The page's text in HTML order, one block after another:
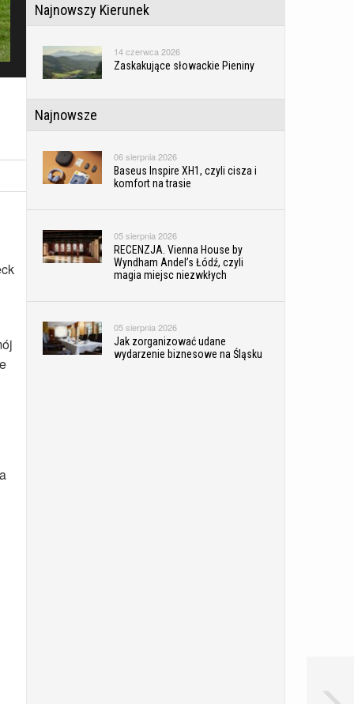
Najnowszy Kierunek
14 czerwca 2026
Zaskakujące słowackie Pieniny
Najnowsze
06 sierpnia 2026
Baseus Inspire XH1, czyli cisza i
komfort na trasie
05 sierpnia 2026
RECENZJA. Vienna House by
Wyndham Andel’s Łódź, czyli
magia miejsc niezwkłych
05 sierpnia 2026
Jak zorganizować udane
wydarzenie biznesowe na Śląsku